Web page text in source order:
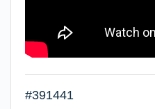
#391441